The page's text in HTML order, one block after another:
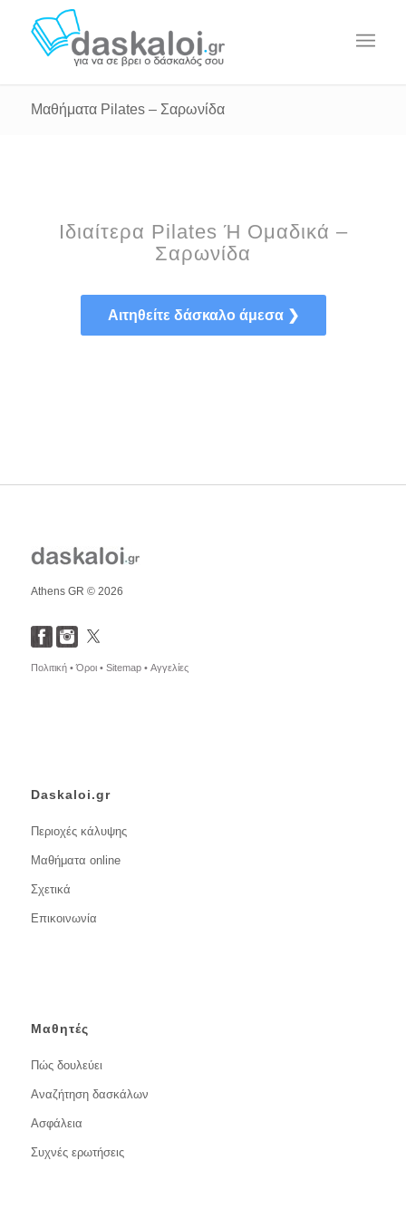
Μαθήματα Pilates – Σαρωνίδα
Ιδιαίτερα Pilates Ή Ομαδικά –
Σαρωνίδα
Αιτηθείτε δάσκαλο άμεσα ❯
Athens GR © 2026
Πολιτική •Όροι • Sitemap • Αγγελίες
Daskaloi.gr
Περιοχές κάλυψης
Μαθήματα online
Σχετικά
Επικοινωνία
Μαθητές
Πώς δουλεύει
Αναζήτηση δασκάλων
Ασφάλεια
Συχνές ερωτήσεις